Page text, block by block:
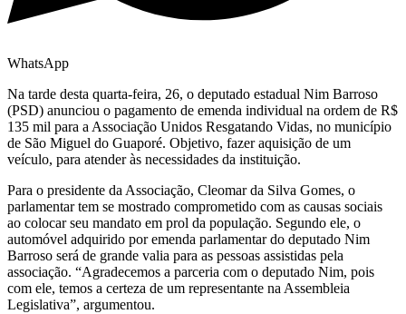
WhatsApp
Na tarde desta quarta-feira, 26, o deputado estadual Nim Barroso
(PSD) anunciou o pagamento de emenda individual na ordem de R$
135 mil para a Associação Unidos Resgatando Vidas, no município
de São Miguel do Guaporé. Objetivo, fazer aquisição de um
veículo, para atender às necessidades da instituição.
Para o presidente da Associação, Cleomar da Silva Gomes, o
parlamentar tem se mostrado comprometido com as causas sociais
ao colocar seu mandato em prol da população. Segundo ele, o
automóvel adquirido por emenda parlamentar do deputado Nim
Barroso será de grande valia para as pessoas assistidas pela
associação. “Agradecemos a parceria com o deputado Nim, pois
com ele, temos a certeza de um representante na Assembleia
Legislativa”, argumentou.